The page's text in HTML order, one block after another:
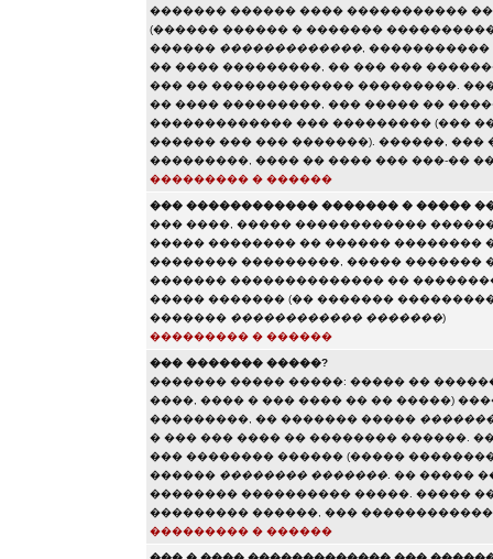
������� ������ ���� �����������
(������ ������ � �������
������ �������������, �����������
�� ���� ���������, �� ��� ���
��� �� ������������� ���������.
�� ���� ���������, ��� ����� ��
������������� ��� ��������� (���
������ ��� ��� �������). ������,
���������, ���� �� ���� ��� ���-��
��������� � ������
��� ������������ ������� � �����
��� ����, ����� ������������
����� �������� �� ������ ��������
�������� ���������, ����� �������
������� �������������� ��
����� ������� (�� �������
������� ������������ �������)
��������� � ������
��� ������� �����?
������� ����� �����: ����� ��
����, ���� � ��� ���� �� �� �����)
���������, �� ������� �����
� ��� ��� ���� �� �������� ������.
��� �������� ������ (�����
������ �������� �������. �� �����
�������� ���������� �����. �����
��������� ������, ���
��������� � ������